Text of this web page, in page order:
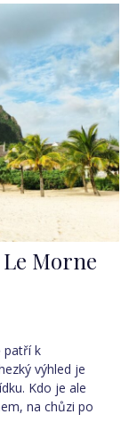
Morne
patří k
výhled je
Kdo je ale
na chůzi po